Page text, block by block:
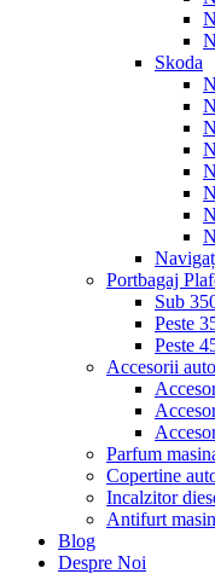
Skoda
Portbagaj
Sub
Peste
Peste
Accesorii
Parfum
Copertine
Incalzitor
Antifurt
Blog
Despre Noi